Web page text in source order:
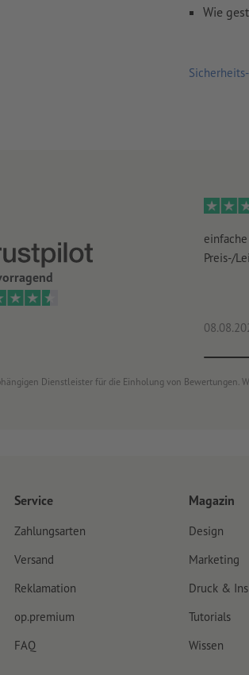
Wie
Preis-/
Dienstleister für die Einholung von Bewertungen.
Service
Zahlungsarten
Versand
Reklamation
op.premium
FAQ
Magazin
Design
Marketing
Druck &
Tutorials
Wissen